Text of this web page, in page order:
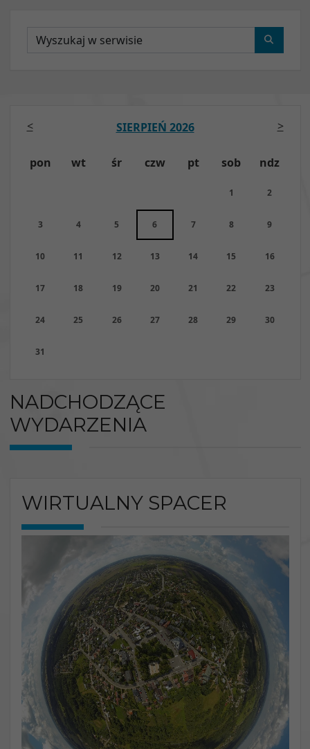
Wyszukaj
SIERPIEŃ 2026
pon wt śr czw pt sob ndz
1 2
3 4 5 6 7 8 9
10 11 12 13 14 15 16
17 18 19 20 21 22 23
24 25 26 27 28 29 30
31
< >
NADCHODZĄCE
WYDARZENIA
WIRTUALNY SPACER